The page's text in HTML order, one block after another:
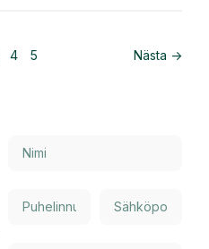
4 5 Nästa ->